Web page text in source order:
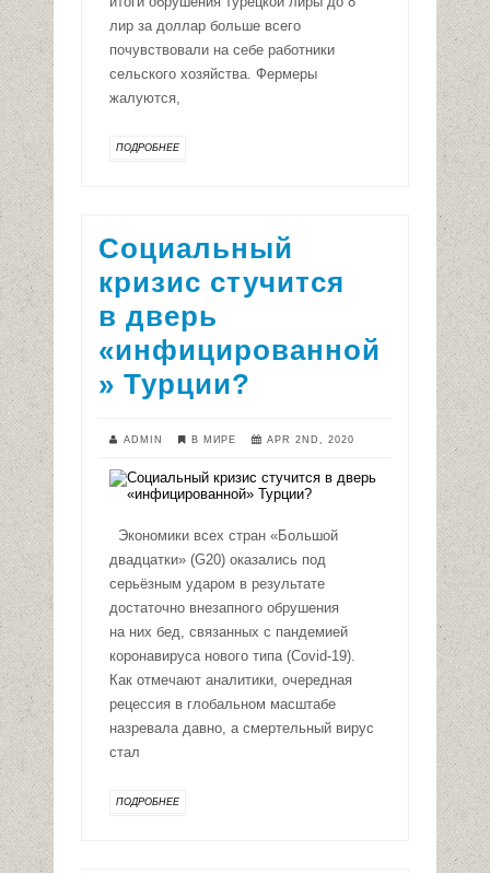
лир за доллар больше всего
почувствовали на себе работники
сельского хозяйства. Фермеры
жалуются,
ПОДРОБНЕЕ
Социальный
кризис стучится
в дверь
«инфицированной
» Турции?
ADMIN В МИРЕ APR 2ND, 2020
Экономики всех стран «Большой
двадцатки» (G20) оказались под
серьёзным ударом в результате
достаточно внезапного обрушения
на них бед, связанных с пандемией
коронавируса нового типа (Covid-19).
Как отмечают аналитики, очередная
рецессия в глобальном масштабе
назревала давно, а смертельный вирус
стал
ПОДРОБНЕЕ